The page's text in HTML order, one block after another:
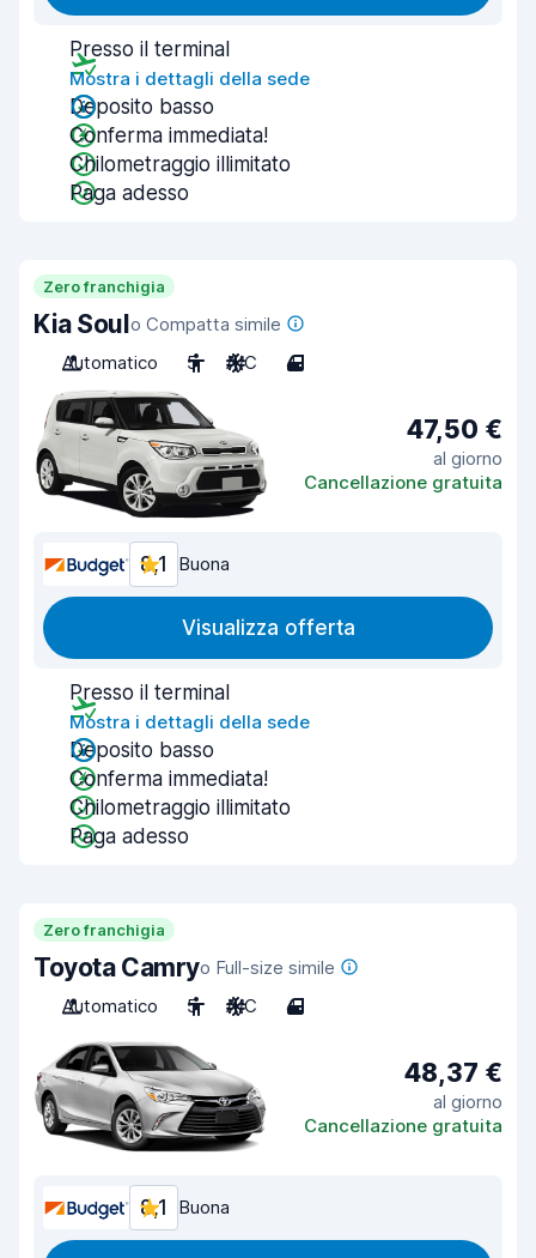
Presso il terminal
Mostra i dettagli della sede
Deposito basso
Conferma immediata!
Chilometraggio illimitato
Paga adesso
Zero franchigia
Kia Soulo Compatta simile
Automatico
5 A/C 4
47,50 €
al giorno
Cancellazione gratuita
8,1 Buona
Visualizza offerta
Presso il terminal
Mostra i dettagli della sede
Deposito basso
Conferma immediata!
Chilometraggio illimitato
Paga adesso
Zero franchigia
Toyota Camryo Full-size simile
Automatico
5 A/C 4
48,37 €
al giorno
Cancellazione gratuita
8,1 Buona